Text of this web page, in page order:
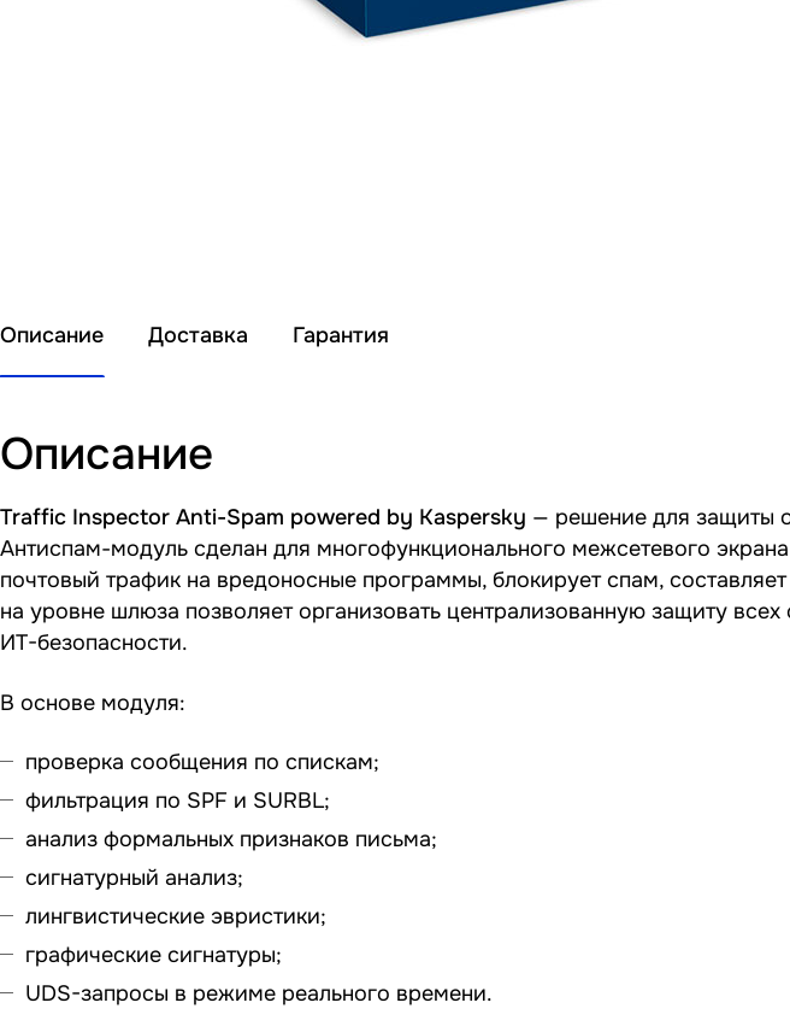
Описание Доставка Гарантия
Описание
Traffic Inspector Anti-Spam powered by Kaspersky — решение для защиты
Антиспам-модуль сделан для многофункционального межсетевого
почтовый трафик на вредоносные программы, блокирует спам,
на уровне шлюза позволяет организовать централизованную защиту
ИТ-безопасности.
В основе модуля:
проверка сообщения по спискам;
фильтрация по SPF и SURBL;
анализ формальных признаков письма;
сигнатурный анализ;
лингвистические эвристики;
графические сигнатуры;
UDS-запросы в режиме реального времени.